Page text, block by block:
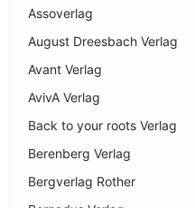
Assoverlag
August Dreesbach Verlag
Avant Verlag
AvivA Verlag
Back to your roots Verlag
Berenberg Verlag
Bergverlag Rother